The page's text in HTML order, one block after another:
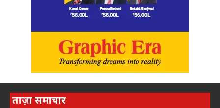
ताज़ा समाचार